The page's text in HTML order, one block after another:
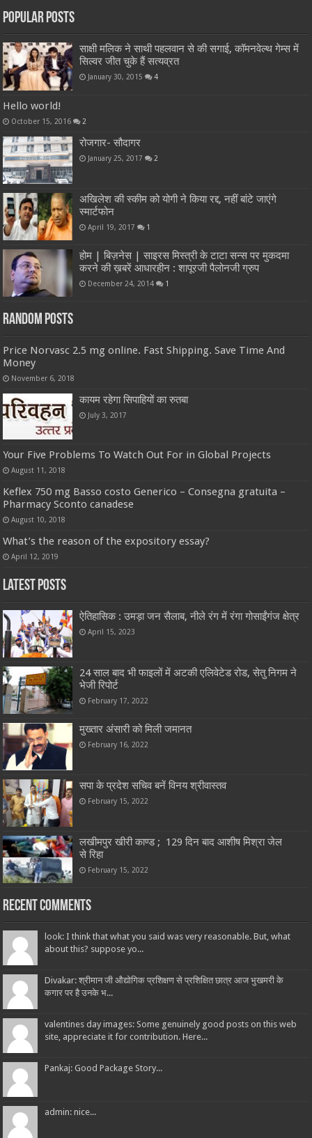
Popular Posts
साक्षी मलिक ने साथी पहलवान से की सगाई, कॉमनवेल्थ गेम्स में
सिल्वर जीत चुके हैं सत्यव्रत
January 30, 2015 4
Hello world!
October 15, 2016 2
रोजगार- सौदागर
January 25, 2017 2
अखिलेश की स्कीम को योगी ने किया रद्द, नहीं बांटे जाएंगे
स्मार्टफोन
April 19, 2017 1
होम | बिज़नेस | साइरस मिस्त्री के टाटा सन्स पर मुकदमा
करने की ख़बरें आधारहीन : शापूरजी पैलोनजी ग्रुप
December 24, 2014 1
Random Posts
Price Norvasc 2.5 mg online. Fast Shipping. Save Time And
Money
November 6, 2018
कायम रहेगा सिपाहियों का रुतबा
July 3, 2017
Your Five Problems To Watch Out For in Global Projects
August 11, 2018
Keflex 750 mg Basso costo Generico – Consegna gratuita –
Pharmacy Sconto canadese
August 10, 2018
What’s the reason of the expository essay?
April 12, 2019
Latest Posts
ऐतिहासिक : उमड़ा जन सैलाब, नीले रंग में रंगा गोसाईंगंज क्षेत्र
April 15, 2023
24 साल बाद भी फाइलों में अटकी एलिवेटेड रोड, सेतु निगम ने
भेजी रिपोर्ट
February 17, 2022
मुख्तार अंसारी को मिली जमानत
February 16, 2022
सपा के प्रदेश सचिव बनें विनय श्रीवास्तव
February 15, 2022
लखीमपुर खीरी काण्ड ; 129 दिन बाद आशीष मिश्रा जेल
से रिहा
February 15, 2022
Recent Comments
look: I think that what you said was very reasonable. But, what
about this? suppose yo...
Divakar: श्रीमान जी औद्योगिक प्रशिक्षण से प्रशिक्षित छात्र आज भुखमरी के
कगार पर है उनके भ...
valentines day images: Some genuinely good posts on this web
site, appreciate it for contribution. Here...
Pankaj: Good Package Story...
admin: nice...